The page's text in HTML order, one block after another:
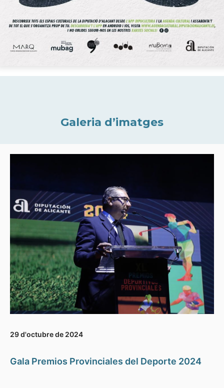
Galeria d’imatges
29 d'octubre de 2024
Gala Premios Provinciales del Deporte 2024